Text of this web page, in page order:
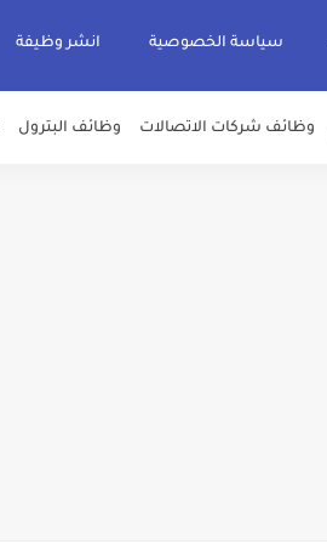
سياسة الخصوصية انشر وظيفة
وظائف شركات الاتصالات وظائف البترول